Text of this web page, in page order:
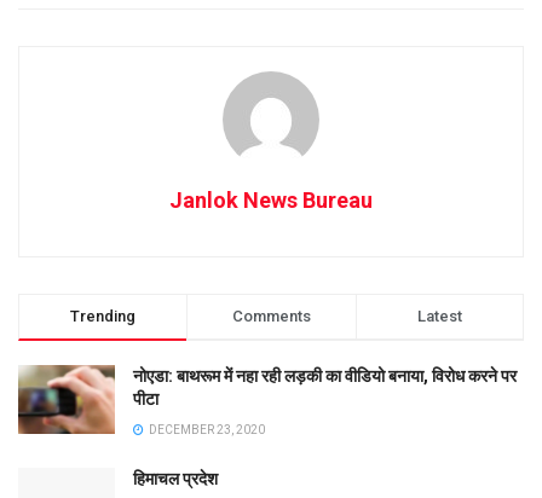
Janlok News Bureau
Trending Comments Latest
नोएडा: बाथरूम में नहा रही लड़की का वीडियो बनाया, विरोध करने पर
पीटा
DECEMBER 23, 2020
हिमाचल प्रदेश